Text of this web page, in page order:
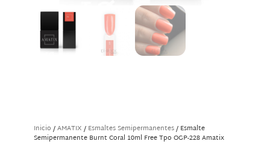
Inicio /AMATIX / Esmaltes Semipermanentes/ Esmalte
Semipermanente Burnt Coral 10ml Free Tpo OGP-228 Amatix